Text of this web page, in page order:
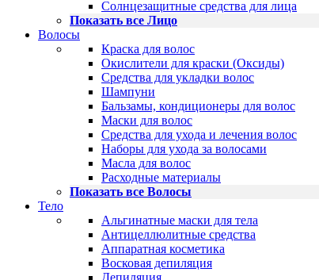
Солнцезащитные средства для лица
Показать все Лицо
Волосы
Краска для волос
Окислители для краски (Оксиды)
Средства для укладки волос
Шампуни
Бальзамы, кондиционеры для волос
Маски для волос
Средства для ухода и лечения волос
Наборы для ухода за волосами
Масла для волос
Расходные материалы
Показать все Волосы
Тело
Альгинатные маски для тела
Антицеллюлитные средства
Аппаратная косметика
Восковая депиляция